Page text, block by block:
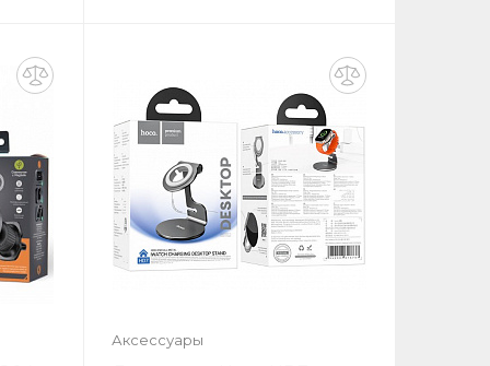
Добавить в корзину
Аксессуары